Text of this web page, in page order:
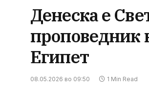
Денеска е
проповедник
Египет
08.05.2026 во 09:50 1 Min Read